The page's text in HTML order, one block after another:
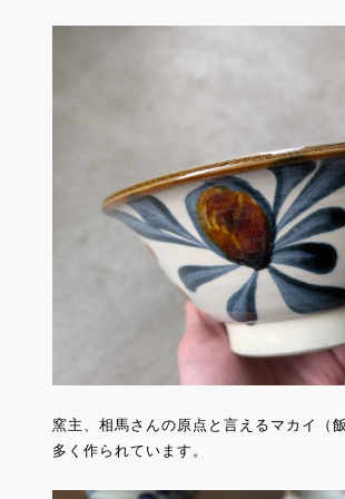
窯主、相馬さんの原点と言えるマカイ（
多く作られています。